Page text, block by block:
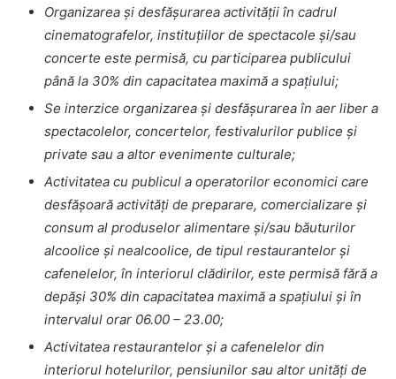
Organizarea și desfășurarea activității în cadrul
cinematografelor, instituțiilor de spectacole și/sau
concerte este permisă, cu participarea publicului
până la 30% din capacitatea maximă a spațiului;
Se interzice organizarea și desfășurarea în aer liber a
spectacolelor, concertelor, festivalurilor publice și
private sau a altor evenimente culturale;
Activitatea cu publicul a operatorilor economici care
desfășoară activități de preparare, comercializare și
consum al produselor alimentare și/sau băuturilor
alcoolice și nealcoolice, de tipul restaurantelor și
cafenelelor, în interiorul clădirilor, este permisă fără a
depăși 30% din capacitatea maximă a spațiului și în
intervalul orar 06.00 – 23.00;
Activitatea restaurantelor și a cafenelelor din
interiorul hotelurilor, pensiunilor sau altor unități de